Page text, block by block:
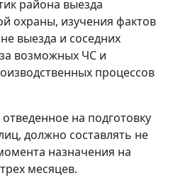
района выезда
охраны, изучения фактов
выезда и соседних
возможных ЧС и
процессов
на подготовку
должно составлять не
назначения на
месяцев.